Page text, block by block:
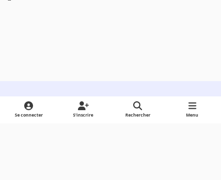
Light ModeDark ModeSystem Preference
Se connecter S’inscrire Rechercher Menu